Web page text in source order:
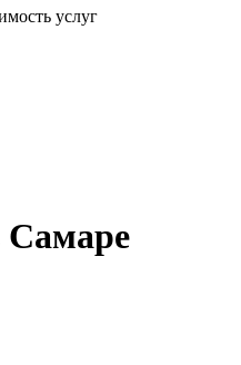
услуг
Самаре